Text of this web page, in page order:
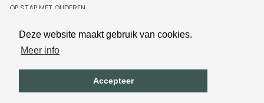
Deze website maakt gebruik van cookies.
Meer info
Accepteer
OP STAP MET OUDEREN
Design en development door